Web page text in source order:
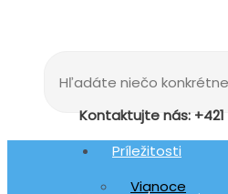
Kontaktujte nás: +421
Príležitosti
Vianoce